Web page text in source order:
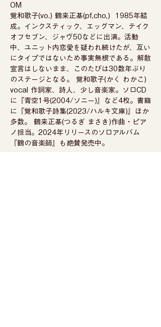
OM
覚和歌子(vo.) 鶴来正基(pf,cho,)  1985年結
成。インクスティック、エッグマン、テイク
オフセブン、ジャヴ50などに出演。活動
中、ユニット内恋愛を疑われ続けたが、互い
にタイプではないため事実無根である。解散
宣言はしないまま、このたびは30数年ぶり
のステージとなる。 覚和歌子(かく わかこ)
vocal 作詞家、詩人、少し音楽家。ソロCD
に『青空1号(2004/ソニー)』など4枚。書籍
に『覚和歌子詩集(2023/ハルキ文庫)』ほか
多数。 鶴来正基(つるぎ まさき)作曲・ピア
ノ担当。2024年リリースのソロアルバム
『鶴の音楽師』も絶賛発売中。